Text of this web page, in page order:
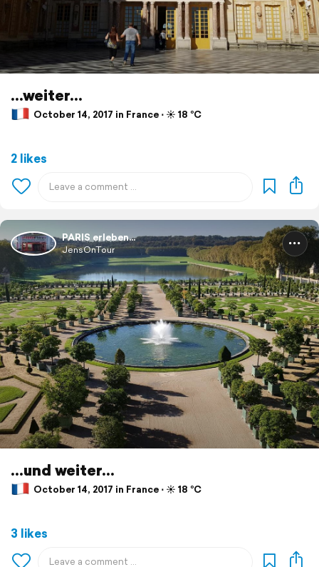
...weiter...
October 14, 2017 in France ⋅ ☀️ 18 °C
2 likes
PARIS erleben...
JensOnTour
...und weiter...
October 14, 2017 in France ⋅ ☀️ 18 °C
3 likes